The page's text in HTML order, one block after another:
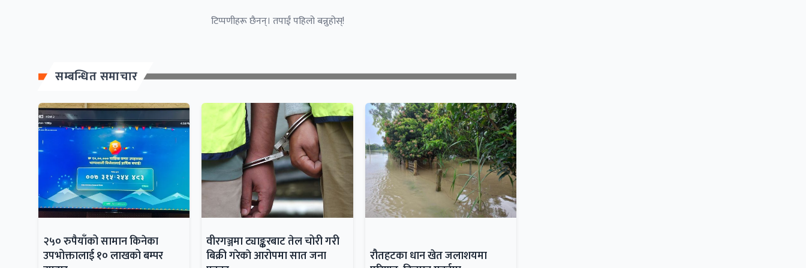
टिप्पणीहरू छैनन्। तपाईं पहिलो बन्नुहोस्!
सम्बन्धित समाचार
२५० रुपैयाँको सामान किनेका
उपभोक्तालाई १० लाखको बम्पर
वीरगञ्जमा ट्याङ्करबाट तेल चोरी गरी
बिक्री गरेकाे आरोपमा सात जना
रौतहटका धान खेत जलाशयमा